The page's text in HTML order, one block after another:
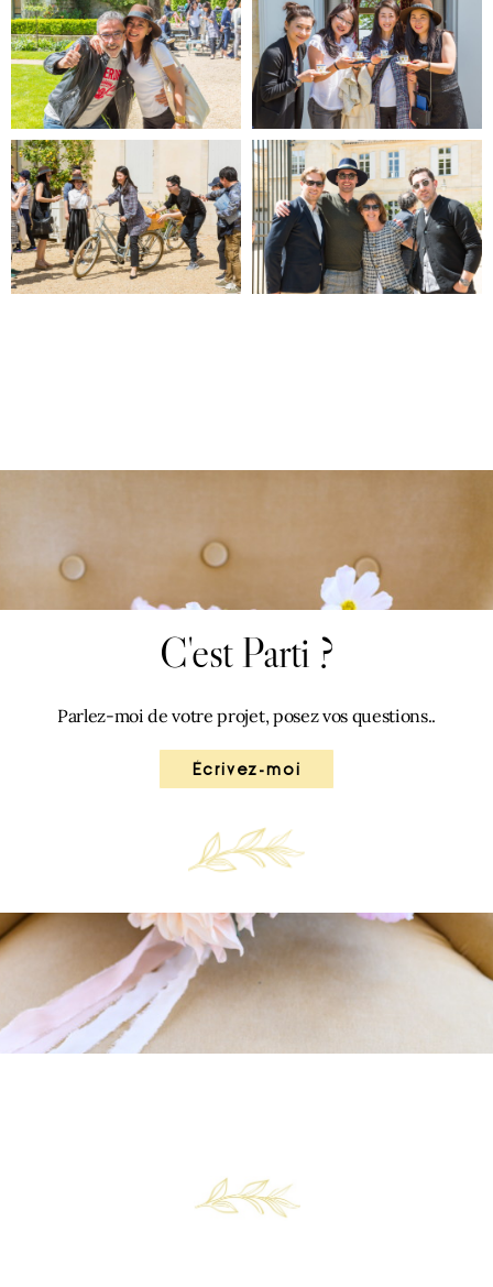
C'est Parti ?
Parlez-moi de votre projet, posez vos questions..
Écrivez-moi